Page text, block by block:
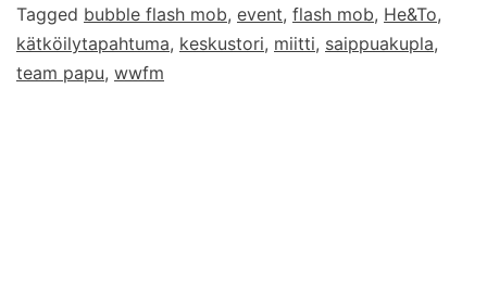
World
Wide
Flash
Tagged bubble flash mob, event, flash mob, He&To,
kätköilytapahtuma, keskustori, miitti, saippuakupla,
team papu, wwfm